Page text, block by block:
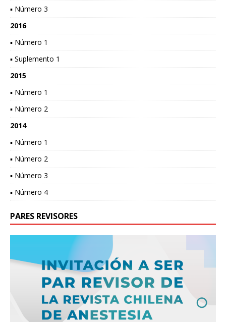
▪ Número 3
2016
▪ Número 1
▪ Suplemento 1
2015
▪ Número 1
▪ Número 2
2014
▪ Número 1
▪ Número 2
▪ Número 3
▪ Número 4
PARES REVISORES